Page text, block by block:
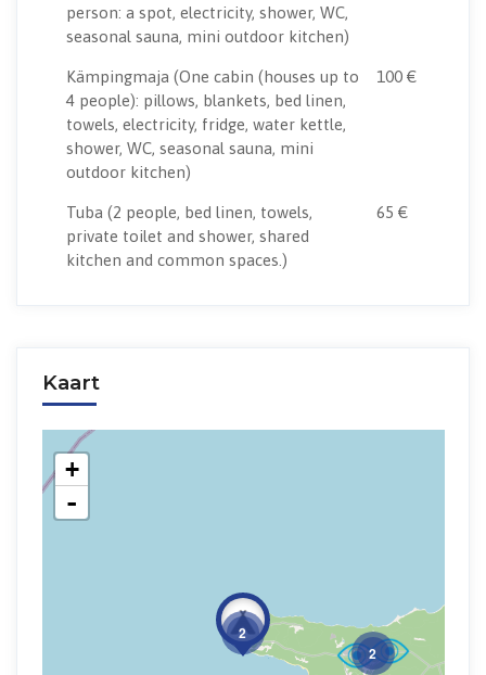
person: a spot, electricity, shower, WC,
seasonal sauna, mini outdoor kitchen)
Kämpingmaja (One cabin (houses up to
4 people): pillows, blankets, bed linen,
towels, electricity, fridge, water kettle,
shower, WC, seasonal sauna, mini
outdoor kitchen)
100 €
Tuba (2 people, bed linen, towels,
private toilet and shower, shared
kitchen and common spaces.)
65 €
Kaart
2
2
+
-